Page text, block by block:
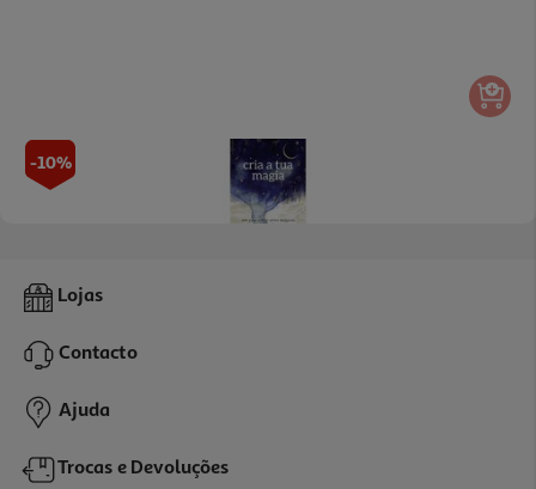
-10%
Livro Cria A Tua Magia
15,90 € PVP de editor
14,31 €
Lojas
Contacto
Ajuda
Trocas e Devoluções